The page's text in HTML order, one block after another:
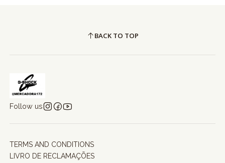
BACK TO TOP
Follow us
TERMS AND CONDITIONS
LIVRO DE RECLAMAÇÕES